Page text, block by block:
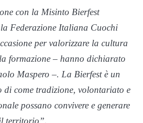
con la Misinto Bierfest
Federazione Italiana Cuochi
per valorizzare la cultura
formazione – hanno dichiarato
Maspero –. La Bierfest è un
di come tradizione, volontariato e
possano convivere e generare
territorio”.